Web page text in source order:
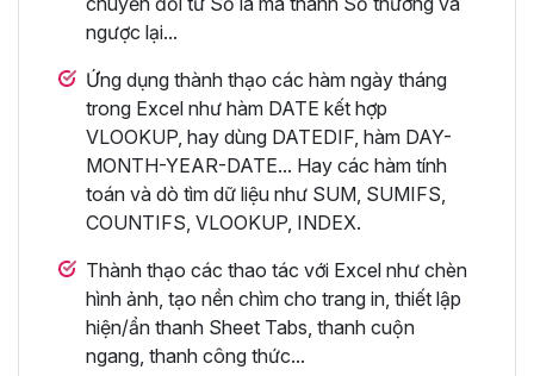
ngược lại...
Ứng dụng thành thạo các hàm ngày tháng
trong Excel như hàm DATE kết hợp
VLOOKUP, hay dùng DATEDIF, hàm DAY-
MONTH-YEAR-DATE... Hay các hàm tính
toán và dò tìm dữ liệu như SUM, SUMIFS,
COUNTIFS, VLOOKUP, INDEX.
Thành thạo các thao tác với Excel như chèn
hình ảnh, tạo nền chìm cho trang in, thiết lập
hiện/ẩn thanh Sheet Tabs, thanh cuộn
ngang, thanh công thức...